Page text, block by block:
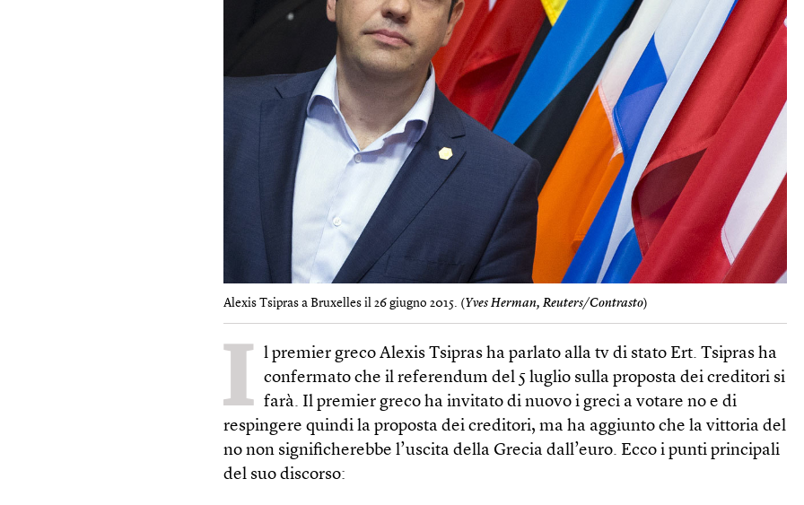
Alexis Tsipras a Bruxelles il 26 giugno 2015. (Yves Herman, Reuters/Contrasto)
I l premier greco Alexis Tsipras ha parlato alla tv di stato Ert. Tsipras ha
confermato che il referendum del 5 luglio sulla proposta dei creditori si
farà. Il premier greco ha invitato di nuovo i greci a votare no e di
respingere quindi la proposta dei creditori, ma ha aggiunto che la vittoria del
no non significherebbe l’uscita della Grecia dall’euro. Ecco i punti principali
del suo discorso: